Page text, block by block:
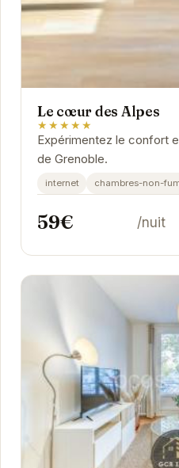
Le cœur des Alpes
★★★★★
Expérimentez le confort
de Grenoble.
internet chambres-non-
59€ /nuit